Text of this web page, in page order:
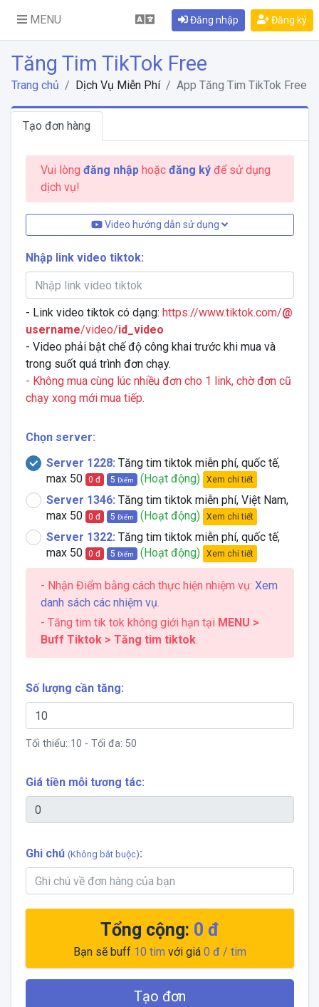
MENU Đăng nhập Đăng ký
Tăng Tim TikTok Free
Trang chủ Dịch Vụ Miễn Phí App Tăng Tim TikTok Free
Tạo đơn hàng
Vui lòng đăng nhậphoặc đăng kýđể sử dụng
dịch vụ!
Video hướng dẫn sử dụng
Nhập link video tiktok:
- Link video tiktok có dạng: https://www.tiktok.com/@
username/video/id_video
- Video phải bật chế độ công khai trước khi mua và
trong suốt quá trình đơn chạy.
- Không mua cùng lúc nhiều đơn cho 1 link, chờ đơn cũ
chạy xong mới mua tiếp.
Chọn server:
Server 1228: Tăng tim tiktok miễn phí, quốc tế,
max 50 0 đ 5 Điểm (Hoạt động) Xem chi tiết
Server 1346: Tăng tim tiktok miễn phí, Việt Nam,
max 50 0 đ 5 Điểm (Hoạt động) Xem chi tiết
Server 1322: Tăng tim tiktok miễn phí, quốc tế,
max 50 0 đ 5 Điểm (Hoạt động) Xem chi tiết
- Nhận Điểm bằng cách thực hiện nhiệm vụ: Xem
danh sách các nhiệm vụ.
- Tăng tim tik tok không giới hạn tại MENU >
Buff Tiktok > Tăng tim tiktok.
Số lượng cần tăng:
Tối thiểu: 10 - Tối đa: 50
Giá tiền mỗi tương tác:
Ghi chú (Không bắt buộc):
Tổng cộng: 0 đ
Bạn sẽ buff 10timvới giá 0 đ/ tim
Tạo đơn